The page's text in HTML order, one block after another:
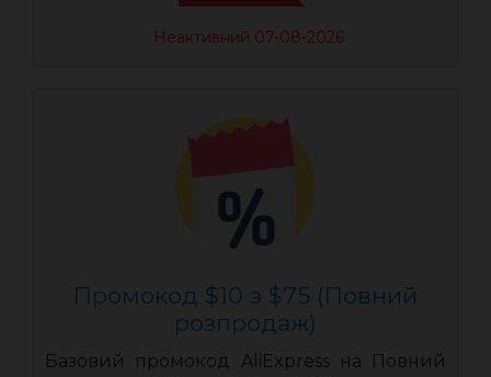
Неактивний 07-08-2026
Промокод $10 з $75 (Повний
розпродаж)
Базовий промокод AliExpress на Повний